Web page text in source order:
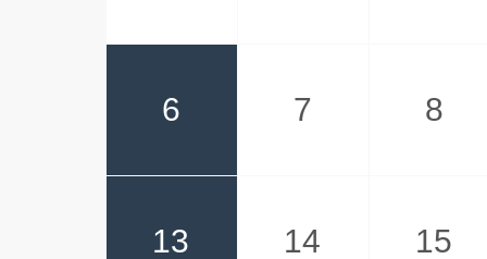
6 7 8
13 14 15